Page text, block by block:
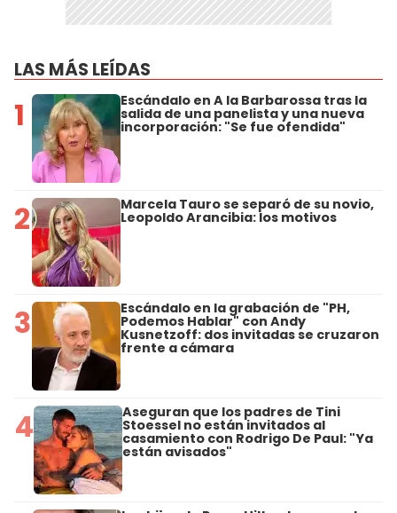
LAS MÁS LEÍDAS
1 Escándalo en A la Barbarossa tras la
salida de una panelista y una nueva
incorporación: "Se fue ofendida"
2 Marcela Tauro se separó de su novio,
Leopoldo Arancibia: los motivos
3 Escándalo en la grabación de "PH,
Podemos Hablar" con Andy
Kusnetzoff: dos invitadas se cruzaron
frente a cámara
4 Aseguran que los padres de Tini
Stoessel no están invitados al
casamiento con Rodrigo De Paul: "Ya
están avisados"